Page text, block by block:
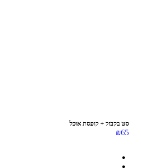
סט בקבוק + קופסת אוכל
₪65